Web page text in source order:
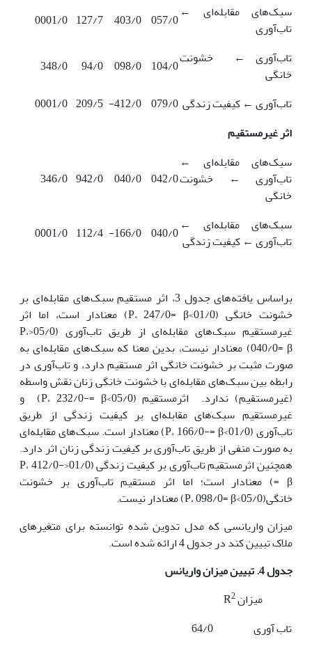
سبک‌های مقابله‌ای ←
تاب‌آوری
057/0
403/0
127/7
0001/0
تاب‌آوری ← خشونت
خانگی
104/0
098/0
94/0
348/0
تاب‌آوری ← کیفیت زندگی 079/0
412/0-
209/5
0001/0
اثر غیرمستقیم
سبک‌های مقابله‌ای ←
تاب‌آوری ← خشونت
خانگی
042/0
040/0
942/0
346/0
سبک‌های مقابله‌ای ←
تاب‌آوری ← کیفیت زندگی 040/0
166/0-
112/4
0001/0
براساس یافته‌های جدول 3، اثر مستقیم سبک‌های مقابله‌ای بر
خشونت خانگی (01/0>P، 247/0= β) معنادار است، اما اثر
غیرمستقیم سبک‌های مقابله‌ای از طریق تاب‌آوری (05/0<P،
040/0= β) معنادار نیست، بدین معنا که سبک‌های مقابله‌ای به
صورت مثبت بر خشونت خانگی اثر مستقیم دارد، و تاب‌آوری در
رابطه بین سبک‌های مقابله‌ای با خشونت خانگی زنان نقش واسطه
(غیرمستقیم) ندارد. اثرمستقیم (05/0>P، 232/0-= β) و
غیرمستقیم سبک‌های مقابله‌ای بر کیفیت زندگی از طریق
تاب‌آوری (01/0>P، 166/0-= β) معنادار است. سبک‌های مقابله‌ای
به صورت منفی از طریق تاب‌آوری بر کیفیت زندگی زنان اثر دارد.
همچنین اثرمستقیم تاب‌آوری بر کیفیت زندگی (01/0<P، 412/0-
= β) معنادار است؛ اما اثر مستقیم تاب‌آوری بر خشونت
خانگی(05/0>P، 098/0= β) معنادار نیست.
میزان واریانسی که مدل تدوین شده توانسته برای متغیرهای
ملاک تبیین کند در جدول 4 ارائه شده است.
جدول 4. تبیینمیزانواریانس
میزان R2
تاب آوری
64/0